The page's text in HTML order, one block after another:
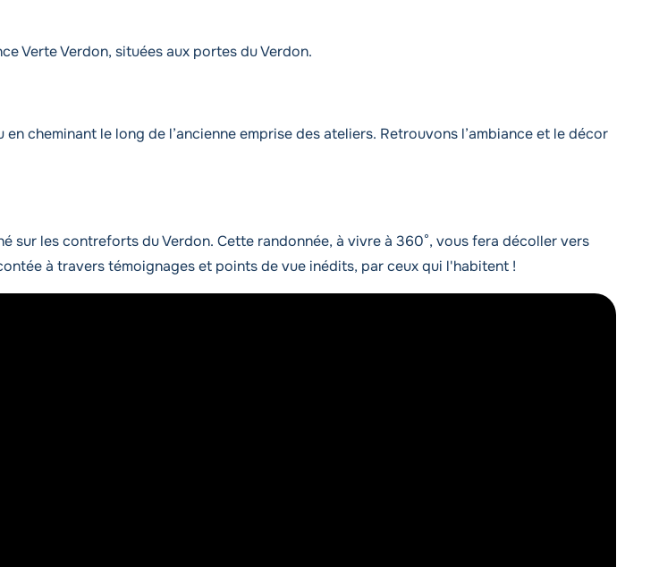
Verte Verdon, situées aux portes du Verdon.
cheminant le long de l’ancienne emprise des ateliers. Retrouvons l’ambiance et le décor
les contreforts du Verdon. Cette randonnée, à vivre à 360°, vous fera décoller vers
à travers témoignages et points de vue inédits, par ceux qui l'habitent !